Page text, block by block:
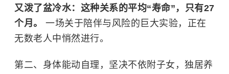
又泼了盆冷水：这种关系的平均“寿命”，只有27
个月。 一场关于陪伴与风险的巨大实验，正在
无数老人中悄然进行。
第二、身体能动自理，坚决不依附子女，独居养